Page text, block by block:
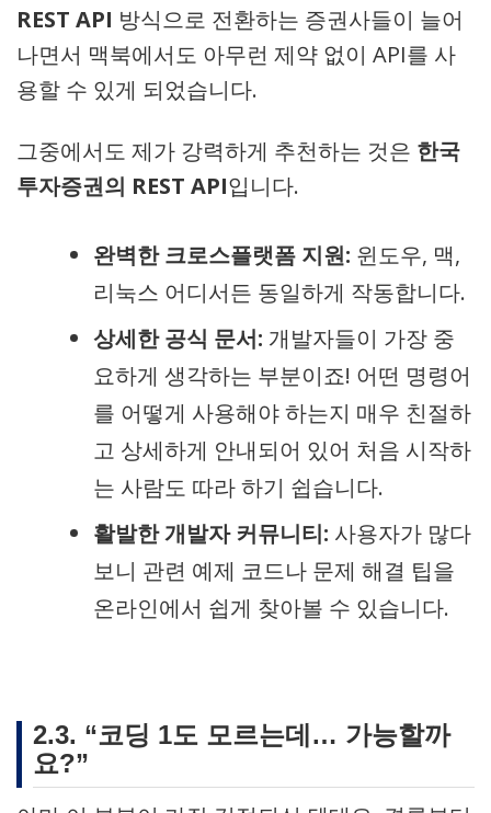
REST API 방식으로 전환하는 증권사들이 늘어
나면서 맥북에서도 아무런 제약 없이 API를 사
용할 수 있게 되었습니다.
그중에서도 제가 강력하게 추천하는 것은 한국
투자증권의 REST API입니다.
완벽한 크로스플랫폼 지원: 윈도우, 맥,
리눅스 어디서든 동일하게 작동합니다.
상세한 공식 문서: 개발자들이 가장 중
요하게 생각하는 부분이죠! 어떤 명령어
를 어떻게 사용해야 하는지 매우 친절하
고 상세하게 안내되어 있어 처음 시작하
는 사람도 따라 하기 쉽습니다.
활발한 개발자 커뮤니티: 사용자가 많다
보니 관련 예제 코드나 문제 해결 팁을
온라인에서 쉽게 찾아볼 수 있습니다.
2.3. “코딩 1도 모르는데… 가능할까
요?”